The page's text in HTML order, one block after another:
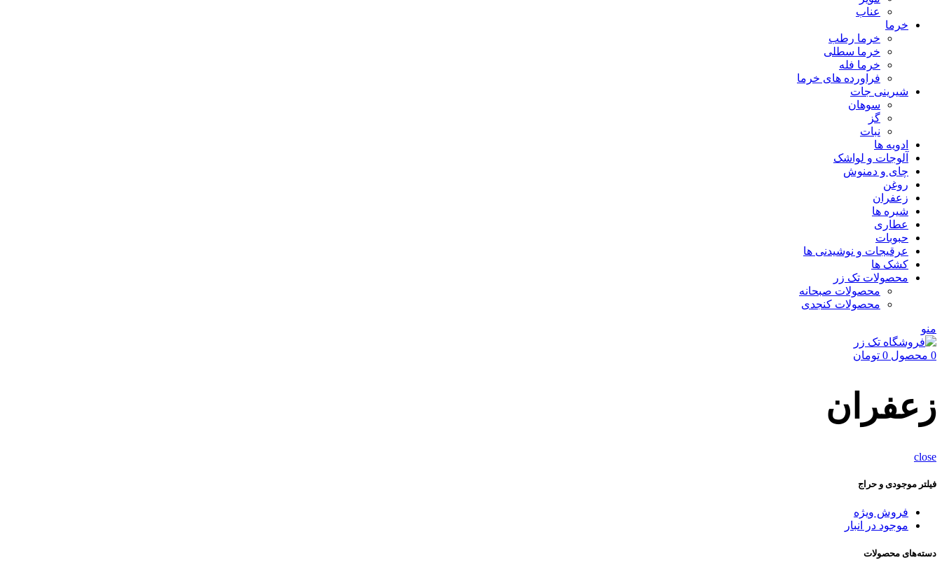
عناب
خرما
خرما رطب
خرما سطلی
خرما فله
فراورده های خرما
شیرینی جات
سوهان
گز
نبات
ادویه ها
آلوجات و لواشک
چای و دمنوش
روغن
زعفران
شیره ها
عطاری
حبوبات
عرقیجات و نوشیدنی ها
کشک ها
محصولات تک زر
محصولات صبحانه
محصولات کنجدی
منو
0 محصول 0 تومان
زعفران
close
فیلتر موجودی و حراج
فروش ویژه
موجود در انبار
دسته‌های محصولات